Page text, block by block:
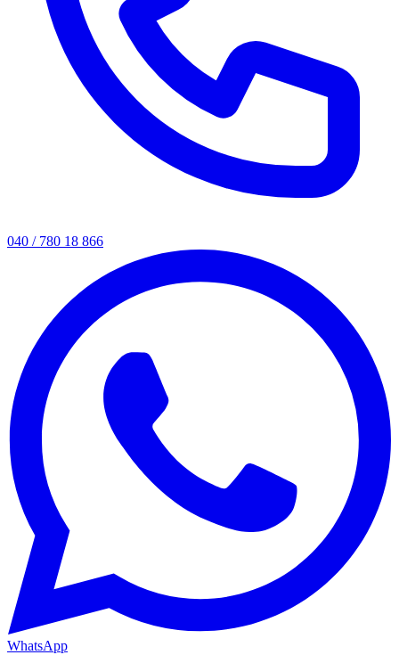
040 / 780 18 866
WhatsApp